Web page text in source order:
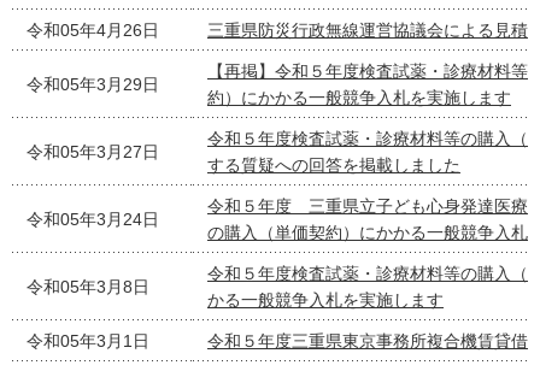
令和05年4月26日 三重県防災行政無線運営協議会による見積
令和05年3月29日
【再掲】令和５年度検査試薬・診療材料等
約）にかかる一般競争入札を実施します
令和05年3月27日
令和５年度検査試薬・診療材料等の購入（
する質疑への回答を掲載しました
令和05年3月24日
令和５年度 三重県立子ども心身発達医療
の購入（単価契約）にかかる一般競争入札
令和05年3月8日
令和５年度検査試薬・診療材料等の購入（
かる一般競争入札を実施します
令和05年3月1日 令和５年度三重県東京事務所複合機賃貸借